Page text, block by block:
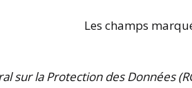
Les champs
sur la Protection des Données